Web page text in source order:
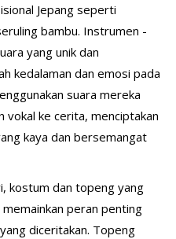
Jepang seperti
bambu. Instrumen -
yang unik dan
kedalaman dan emosi pada
suara mereka
vokal ke cerita, menciptakan
kaya dan bersemangat
kostum dan topeng yang
peran penting
diceritakan. Topeng